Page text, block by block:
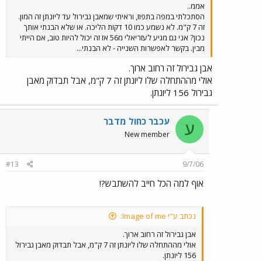
אממ..
הסתכלתי במפה בתפוז, וראיתי שמאבן גבירול עד ליונתן זה המון.
זה 7 ק"מ. לא נשמע כמו 10 דקות הליכה. או שלא הבנתי אותך
נכון? אני גם מגיע לעזריאלי מ56 אז זה יכול להיות טוב, אם הייתי
מבין. בקשר לאפשרות השנייה - לא הבנתי...
אבן גבירול זה רחוב ארוך.
אולי מההתחלה שלו ליונתן זה 7 ק"מ, אבל תבדוק מאבן
גבירול 156 ליונתן.
ע עכבר כחול מדבר
New member
9/7/06
#13
אוף למה הכל חייב להשתבש?!
נכתב ע"י Image of me:
אבן גבירול זה רחוב ארוך.
אולי מההתחלה שלו ליונתן זה 7 ק"מ, אבל תבדוק מאבן גבירול
156 ליונתן.